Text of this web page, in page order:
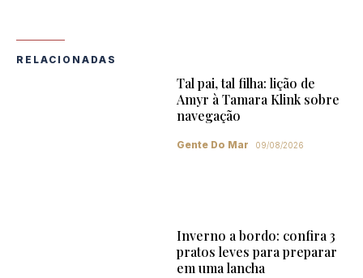
RELACIONADAS
Tal pai, tal filha: lição de
Amyr à Tamara Klink sobre
navegação
Gente Do Mar 09/08/2026
Inverno a bordo: confira 3
pratos leves para preparar
em uma lancha